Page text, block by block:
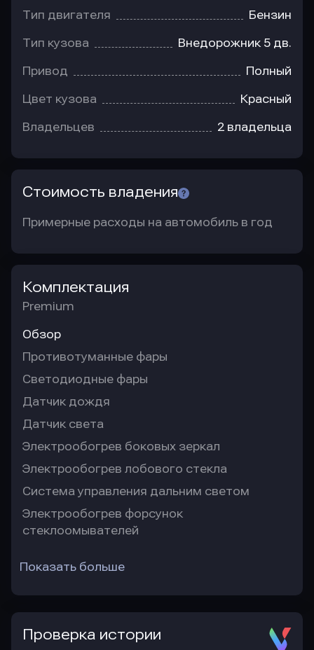
Тип двигателя Бензин
Тип кузова Внедорожник 5 дв.
Привод Полный
Цвет кузова Красный
Владельцев 2 владельца
Стоимость владения
Примерные расходы на автомобиль в год
Комплектация
Premium
Обзор
Противотуманные фары
Светодиодные фары
Датчик дождя
Датчик света
Электрообогрев боковых зеркал
Электрообогрев лобового стекла
Система управления дальним светом
Электрообогрев форсунок
стеклоомывателей
Показать больше
Проверка истории